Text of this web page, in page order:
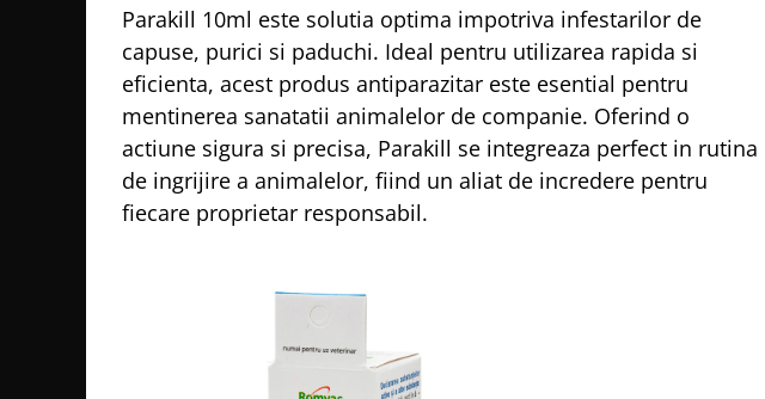
Parakill 10ml este solutia optima impotriva infestarilor de
capuse, purici si paduchi. Ideal pentru utilizarea rapida si
eficienta, acest produs antiparazitar este esential pentru
mentinerea sanatatii animalelor de companie. Oferind o
actiune sigura si precisa, Parakill se integreaza perfect in rutina
de ingrijire a animalelor, fiind un aliat de incredere pentru
fiecare proprietar responsabil.